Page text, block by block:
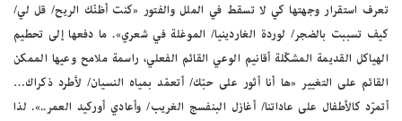
تعرف استقرار وجهتها كي لا تسقط في الملل والفتور «كنت أظنّك الريح/ قل لي/
كيف تسببت بالضجر/ لوردة الغاردينيا/ الموغلة في شعري». ما دفعها إلى تحطيم
الهياكل القديمة المشكّلة أقانيم الوعي القائم الفعلي، راسمة ملامح وعيها الممكن
القائم على التغيير «ها أنا أثور على حبّك/ أتعمّد بمياه النسيان/ لأطرد ذكراك…
أتمرّد كالأطفال على عاداتنا/ أغازل البنفسج الغريب/ وأعادي أوركيد العمر..». لذا